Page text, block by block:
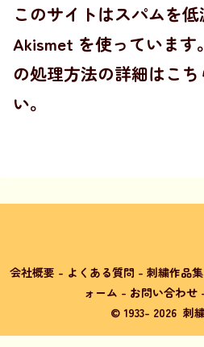
このサイトはスパムを
Akismet を使っています。
の処理方法の詳細はこ
い。
会社概要 - よくある質問 - 刺繍作品集
ォーム - お問い合わせ
© 1933- 2026 刺